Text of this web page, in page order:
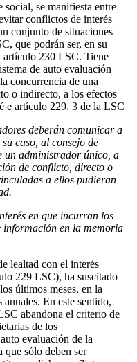
se manifiesta entre
conflictos de interés
conjunto de situaciones
que podrán ser, en su
artículo 230 LSC. Tiene
de auto evaluación
concurrencia de una
o indirecto, a los efectos
e artículo 229. 3 de la LSC
deberán comunicar a
caso, al consejo de
un administrador único, a
de conflicto, directo o
a ellos pudieran
en que incurran los
información en la memoria
lealtad con el interés
229 LSC), ha suscitado
últimos meses, en la
En este sentido,
abandona el criterio de
de los
evaluación de la
que sólo deben ser